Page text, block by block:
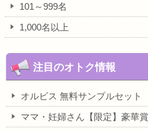
101～999名
1,000名以上
注目のオトク情報
オルビス 無料サンプルセット
ママ・妊婦さん【限定】豪華